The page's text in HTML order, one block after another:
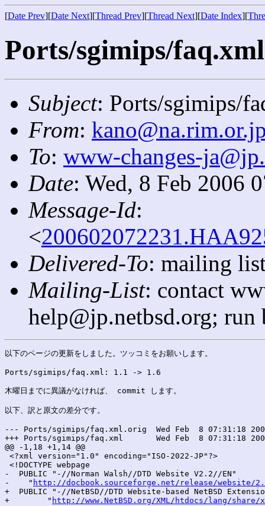
[Date Prev][Date Next][Thread Prev][Thread Next][Date Index][
Ports/sgimips/
Subject: Ports/sgimips/
From:
To: www-changes-
Date: Wed, 8 Feb 2006
Message-Id:
<
Delivered-To: mailing
Mailing-List: contact
help@jp.netbsd.org;
以下のページの更新をしました。ツッコミをお願いします。
Ports/sgimips/faq.xml: 1.1 -> 1.6
木曜日までに異議がなければ、 commit します。
以下、訳と原文の差分です。
--- Ports/sgimips/faq.xml.orig	Wed Feb  8 07:31:18 2006
+++ Ports/sgimips/faq.xml	Wed Feb  8 07:31:18 2006
@@ -1,18 +1,14 @@
<?xml version="1.0" encoding="ISO-2022-JP"?>
<!DOCTYPE webpage
-  PUBLIC "-//Norman Walsh//DTD Website V2.2//EN"
-    " http://docbook.sourceforge.net/release/website/
+  PUBLIC "-//NetBSD//DTD Website-based NetBSD
+	 " http://www.NetBSD.org/XML/htdocs/lang/